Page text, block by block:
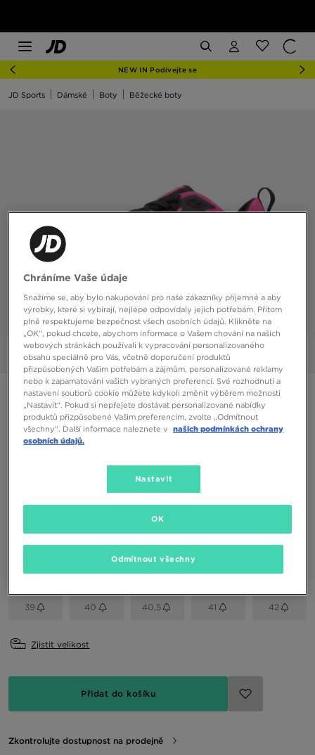
NEW IN Podívejte se
JD Sports Dámské Boty Běžecké boty
Obrázky 360°
NIKE WMNS REACT PEGASUS TRAIL
3190 Kč
EU US
36 36,5 37,5 38 38,5
39 40 40,5 41 42
Zjistit velikost
Přidat do košíku
Zkontrolujte dostupnost na prodejně
Chráníme Vaše údaje
Snažíme se, aby bylo nakupování pro naše zákazníky příjemné a aby
výrobky, které si vybírají, nejlépe odpovídaly jejich potřebám. Přitom
plně respektujeme bezpečnost všech osobních údajů. Klikněte na
„OK“, pokud chcete, abychom informace o Vašem chování na našich
webových stránkách používali k vypracování personalizovaného
obsahu speciálně pro Vás, včetně doporučení produktů
přizpůsobených Vašim potřebám a zájmům, personalizované reklamy
nebo k zapamatování vašich vybraných preferencí. Své rozhodnutí a
nastavení souborů cookie můžete kdykoli změnit výběrem možnosti
„Nastavit“. Pokud si nepřejete dostávat personalizované nabídky
produktů přizpůsobené Vašim preferencím, zvolte „Odmítnout
všechny“. Další informace naleznete v našich podmínkách ochrany
osobních údajů.
Nastavit
Odmítnout všechny
OK